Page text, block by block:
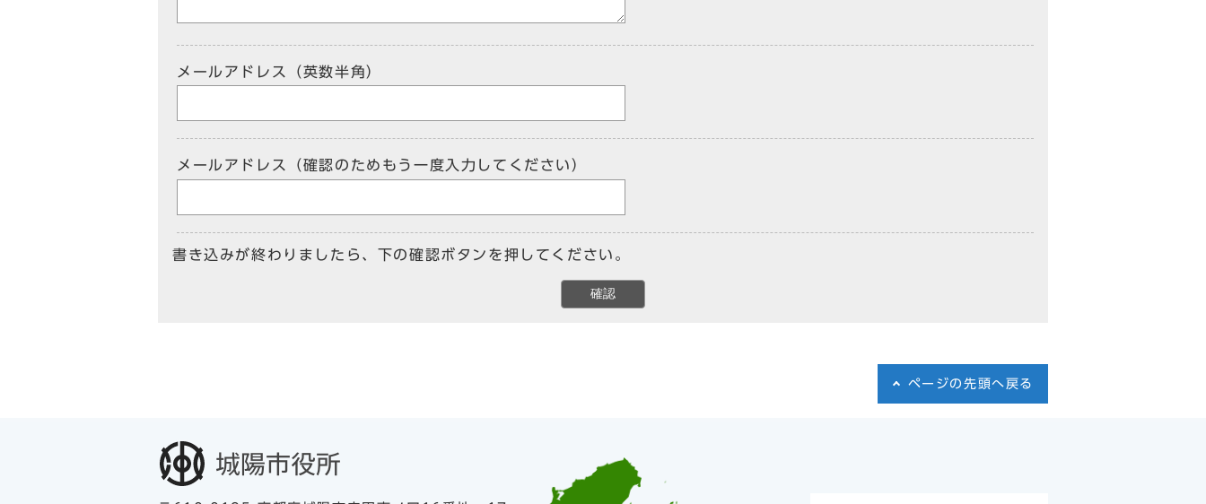
メールアドレス（英数半角）
メールアドレス（確認のためもう一度入力してください）
書き込みが終わりましたら、下の確認ボタンを押してください。
確認
ページの先頭へ戻る